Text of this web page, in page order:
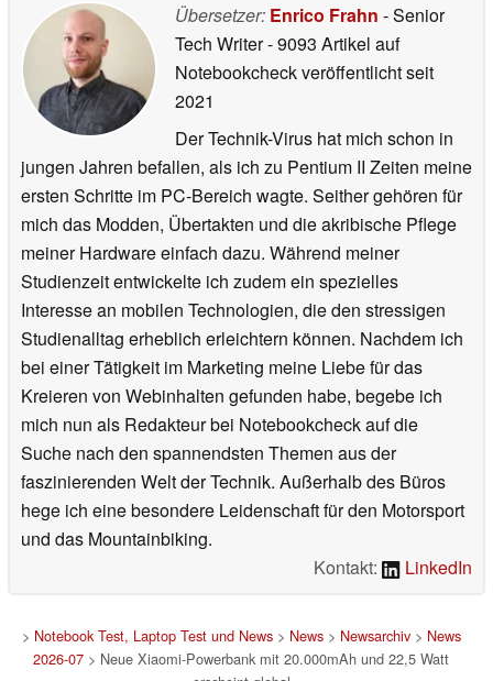
Übersetzer: Enrico Frahn - Senior
Tech Writer- 9093 Artikel auf
Notebookcheck veröffentlichtseit
2021
Der Technik-Virus hat mich schon in
jungen Jahren befallen, als ich zu Pentium II Zeiten meine
ersten Schritte im PC-Bereich wagte. Seither gehören für
mich das Modden, Übertakten und die akribische Pflege
meiner Hardware einfach dazu. Während meiner
Studienzeit entwickelte ich zudem ein spezielles
Interesse an mobilen Technologien, die den stressigen
Studienalltag erheblich erleichtern können. Nachdem ich
bei einer Tätigkeit im Marketing meine Liebe für das
Kreieren von Webinhalten gefunden habe, begebe ich
mich nun als Redakteur bei Notebookcheck auf die
Suche nach den spannendsten Themen aus der
faszinierenden Welt der Technik. Außerhalb des Büros
hege ich eine besondere Leidenschaft für den Motorsport
und das Mountainbiking.
Kontakt:
LinkedIn
> Notebook Test, Laptop Test und News> News> Newsarchiv> News
2026-07 > Neue Xiaomi-Powerbank mit 20.000mAh und 22,5 Watt